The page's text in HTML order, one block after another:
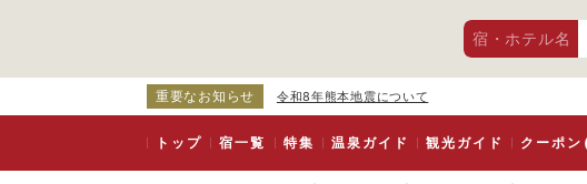
宿・ホテル名
重要なお知らせ 令和8年熊本地震について
トップ 宿一覧 特集 温泉ガイド 観光ガイド クーポン